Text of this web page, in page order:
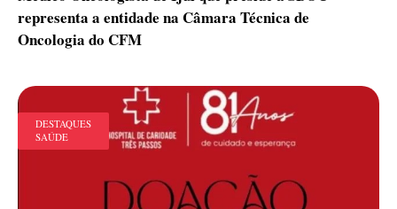
representa a entidade na Câmara Técnica de
Oncologia do CFM
DESTAQUES
SAÚDE